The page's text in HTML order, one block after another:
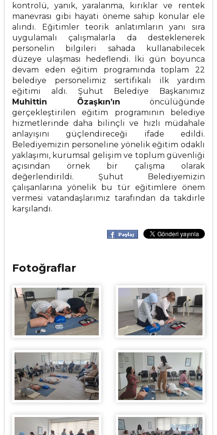
kontrolü, yanık, yaralanma, kırıklar ve rentek
manevrası gibi hayati öneme sahip konular ele
alındı. Eğitimler teorik anlatımların yanı sıra
uygulamalı çalışmalarla da desteklenerek
personelin bilgileri sahada kullanabilecek
düzeye ulaşması hedeflendi. İki gün boyunca
devam eden eğitim programında toplam 22
belediye personelimiz sertifikalı ilk yardım
eğitimi aldı. Şuhut Belediye Başkanımız
Muhittin Özaşkın’ın öncülüğünde
gerçekleştirilen eğitim programının belediye
hizmetlerinde daha bilinçli ve hızlı müdahale
anlayışını güçlendireceği ifade edildi.
Belediyemizin personeline yönelik eğitim odaklı
yaklaşımı, kurumsal gelişim ve toplum güvenliği
açısından örnek bir çalışma olarak
değerlendirildi. Şuhut Belediyemizin
çalışanlarına yönelik bu tür eğitimlere önem
vermesi vatandaşlarımız tarafından da takdirle
karşılandı.
Fotoğraflar